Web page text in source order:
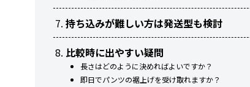
持ち込みが難しい方は発送型も検討
比較時に出やすい疑問
長さはどのように決めればよいですか？
即日でパンツの裾上げを受け取れますか？